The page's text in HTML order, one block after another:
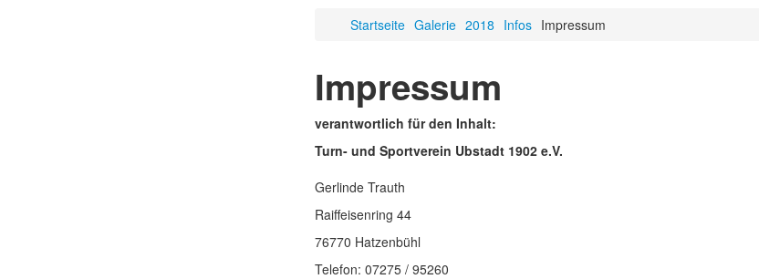
Startseite Galerie 2018 Infos Impressum
Impressum
verantwortlich für den Inhalt:
Turn- und Sportverein Ubstadt 1902 e.V.
Gerlinde Trauth
Raiffeisenring 44
76770 Hatzenbühl
Telefon: 07275 / 95260